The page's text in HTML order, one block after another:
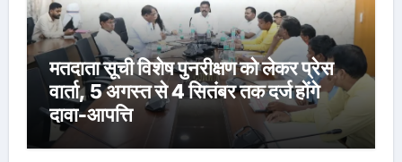
मतदाता सूची विशेष पुनरीक्षण को लेकर प्रेस
वार्ता, 5 अगस्त से 4 सितंबर तक दर्ज होंगे
दावा-आपत्ति